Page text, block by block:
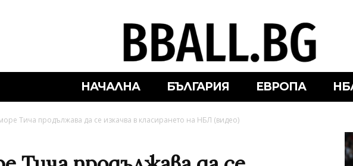
НАЧАЛНА БЪЛГАРИЯ ЕВРОПА
Тича продължава да се изкачва в класирането на НБЛ (видео)